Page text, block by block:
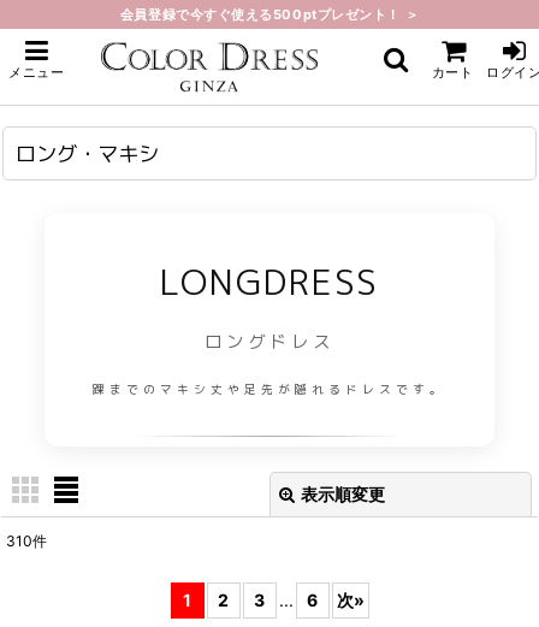
会員登録で今すぐ使える500ptプレゼント！ ＞
メニュー カート ログイ
ホーム > ロング・マキシ
ロング・マキシ
LONGDRESS
ロングドレス
踝までのマキシ丈や足先が隠れるドレスです。
表示順変更
310件
1 2 3 ... 6 次»